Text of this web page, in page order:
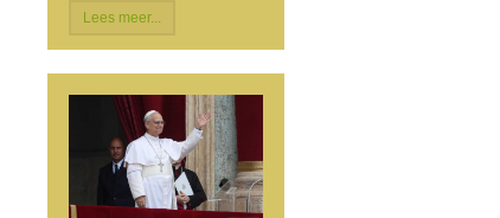
Lees meer...